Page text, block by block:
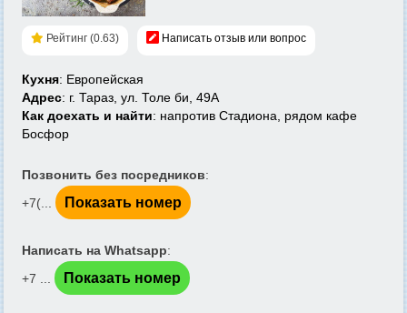
Рейтинг (0.63) Написать отзыв или вопрос
Кухня: Европейская
Адрес: г. Тараз, ул. Толе би, 49А
Как доехать и найти: напротив Стадиона, рядом кафе
Босфор
Позвонить без посредников:
+7(...
Показать номер
Написать на Whatsapp:
+7 ...
Показать номер